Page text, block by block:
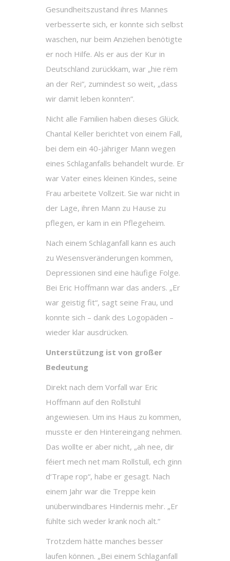
Gesundheitszustand ihres Mannes
verbesserte sich, er konnte sich selbst
waschen, nur beim Anziehen benötigte
er noch Hilfe. Als er aus der Kur in
Deutschland zurückkam, war „hie rëm
an der Rei“, zumindest so weit, „dass
wir damit leben konnten“.
Nicht alle Familien haben dieses Glück.
Chantal Keller berichtet von einem Fall,
bei dem ein 40-jähriger Mann wegen
eines Schlaganfalls behandelt wurde. Er
war Vater eines kleinen Kindes, seine
Frau arbeitete Vollzeit. Sie war nicht in
der Lage, ihren Mann zu Hause zu
pflegen, er kam in ein Pflegeheim.
Nach einem Schlaganfall kann es auch
zu Wesensveränderungen kommen,
Depressionen sind eine häufige Folge.
Bei Eric Hoffmann war das anders. „Er
war geistig fit“, sagt seine Frau, und
konnte sich – dank des Logopäden –
wieder klar ausdrücken.
Unterstützung ist von großer
Bedeutung
Direkt nach dem Vorfall war Eric
Hoffmann auf den Rollstuhl
angewiesen. Um ins Haus zu kommen,
musste er den Hintereingang nehmen.
Das wollte er aber nicht, „ah nee, dir
féiert mech net mam Rollstull, ech ginn
d‘Trape rop“, habe er gesagt. Nach
einem Jahr war die Treppe kein
unüberwindbares Hindernis mehr. „Er
fühlte sich weder krank noch alt.“
Trotzdem hätte manches besser
laufen können. „Bei einem Schlaganfall